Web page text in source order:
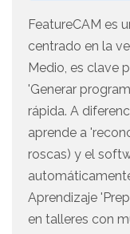
FeatureCAM es
centrado en la
Medio, es clave
'Generar
rápida. A
aprende a
roscas) y el
Aprendizaje
en talleres con